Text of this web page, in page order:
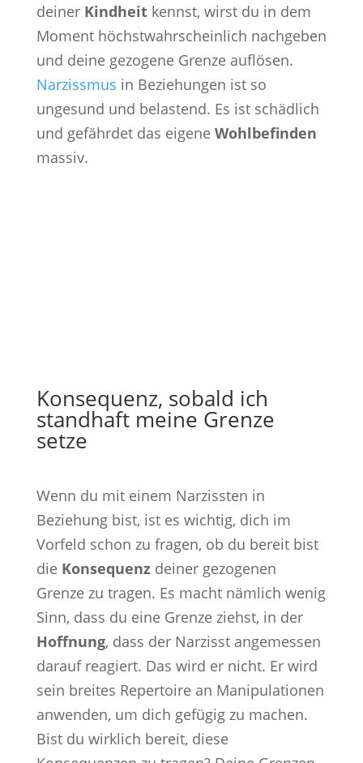
deiner Kindheitkennst, wirst du in dem
Moment höchstwahrscheinlich nachgeben
und deine gezogene Grenze auflösen.
Narzissmus in Beziehungen ist so
ungesund und belastend. Es ist schädlich
und gefährdet das eigene Wohlbefinden
massiv.
Konsequenz, sobald ich
standhaft meine Grenze
setze
​Wenn du mit einem Narzissten in
Beziehung bist, ist es wichtig, dich im
Vorfeld schon zu fragen, ob du bereit bist
die Konsequenzdeiner gezogenen
Grenze zu tragen. Es macht nämlich wenig
Sinn, dass du eine Grenze ziehst, in der
Hoffnung, dass der Narzisst angemessen
darauf reagiert. Das wird er nicht. Er wird
sein breites Repertoire an Manipulationen
anwenden, um dich gefügig zu machen.
Bist du wirklich bereit, diese